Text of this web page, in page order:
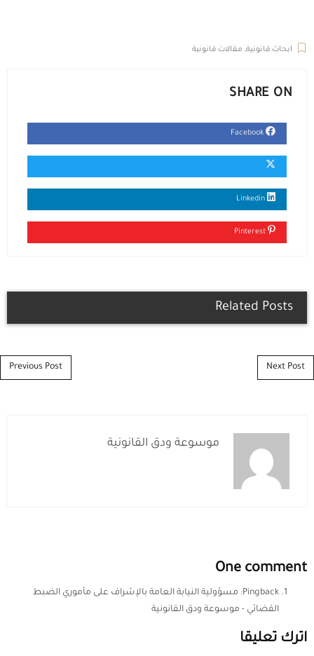
ابحاث قانونية, مقالات قانونية
SHARE ON
Related Posts
Post navigation
Previous Post Next Post
موسوعة ودق القانونية
One comment
Pingback: مسؤولية النيابة العامة بالإشراف على مأموري الضبط
القضائي - موسوعة ودق القانونية
اترك تعليقا